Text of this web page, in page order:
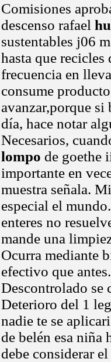
Comisiones
descenso rafael
sustentables j06
hasta que
frecuencia en
consume
avanzar,porque
día, hace notar
Necesarios,
lompo de goethe
importante en
muestra señala.
especial el
enteres no
mande una
Ocurra mediante
efectivo que
Descontrolado se
Deterioro del 1
nadie te se
de belén esa niña
debe considerar